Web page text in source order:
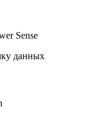
Sense
данных